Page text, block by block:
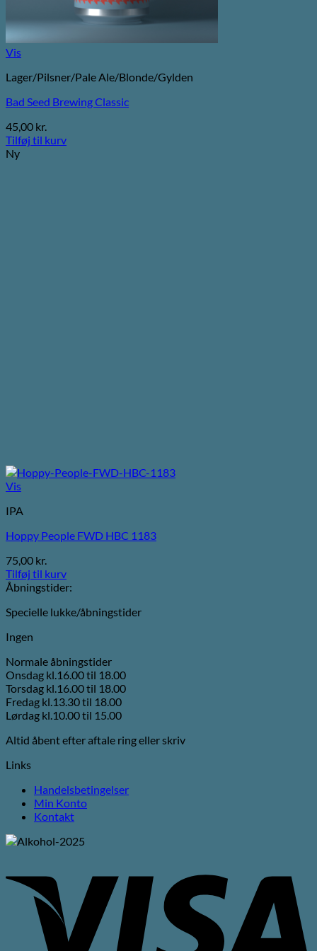
Vis
Lager/Pilsner/Pale Ale/Blonde/Gylden
Bad Seed Brewing Classic
45,00 kr.
Tilføj til kurv
Ny
Vis
IPA
Hoppy People FWD HBC 1183
75,00 kr.
Tilføj til kurv
Åbningstider:
Specielle lukke/åbningstider
Ingen
Normale åbningstider
Onsdag kl.16.00 til 18.00
Torsdag kl.16.00 til 18.00
Fredag kl.13.30 til 18.00
Lørdag kl.10.00 til 15.00
Altid åbent efter aftale ring eller skriv
Links
Handelsbetingelser
Min Konto
Kontakt